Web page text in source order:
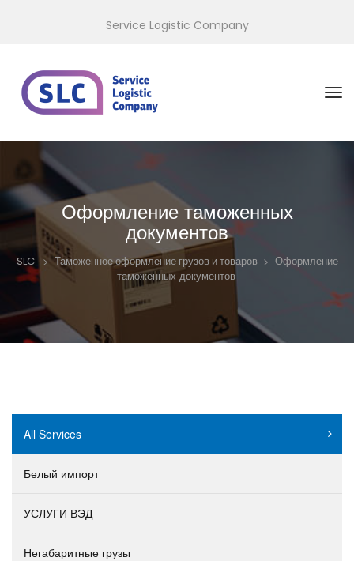
Service Logistic Company
Оформление таможенных
документов
SLC >Таможенное оформление грузов и товаров > Оформление
таможенных документов
All Services
Белый импорт
УСЛУГИ ВЭД
Негабаритные грузы